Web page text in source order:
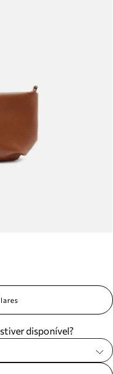
disponível?